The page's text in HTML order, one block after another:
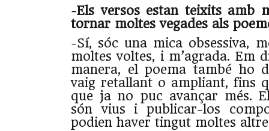
-Els versos estan teixits amb
tornar moltes vegades als
-Sí, sóc una mica obsessiva,
moltes voltes, i m’agrada. Em
manera, el poema també ho
vaig retallant o ampliant, fins
que ja no puc avançar més.
són vius i publicar-los
podien haver tingut moltes